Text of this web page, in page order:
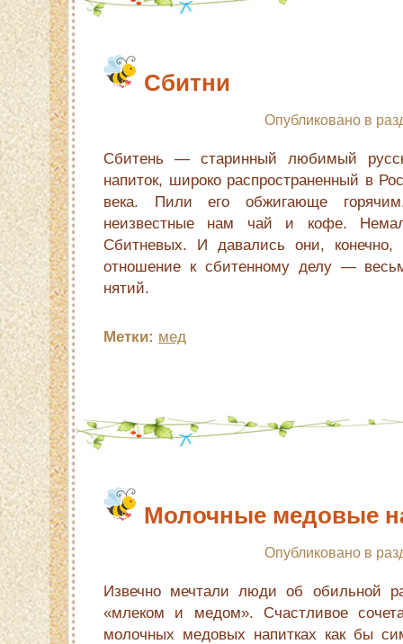
Сбитни
Опубликовано в
Сбитень — старинный любимый
напиток, широко распространенный в
века. Пили его обжигающе
неизвестные нам чай и кофе.
Сбитневых. И давались они,
отношение к сбитенному делу —
нятий.
Метки: мед
Молочные медовые
Опубликовано в
Извечно мечтали люди об обильной
«млеком и медом». Счастливое
молочных медовых напитках как бы